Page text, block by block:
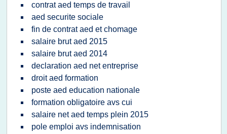
contrat aed temps de travail
aed securite sociale
fin de contrat aed et chomage
salaire brut aed 2015
salaire brut aed 2014
declaration aed net entreprise
droit aed formation
poste aed education nationale
formation obligatoire avs cui
salaire net aed temps plein 2015
pole emploi avs indemnisation